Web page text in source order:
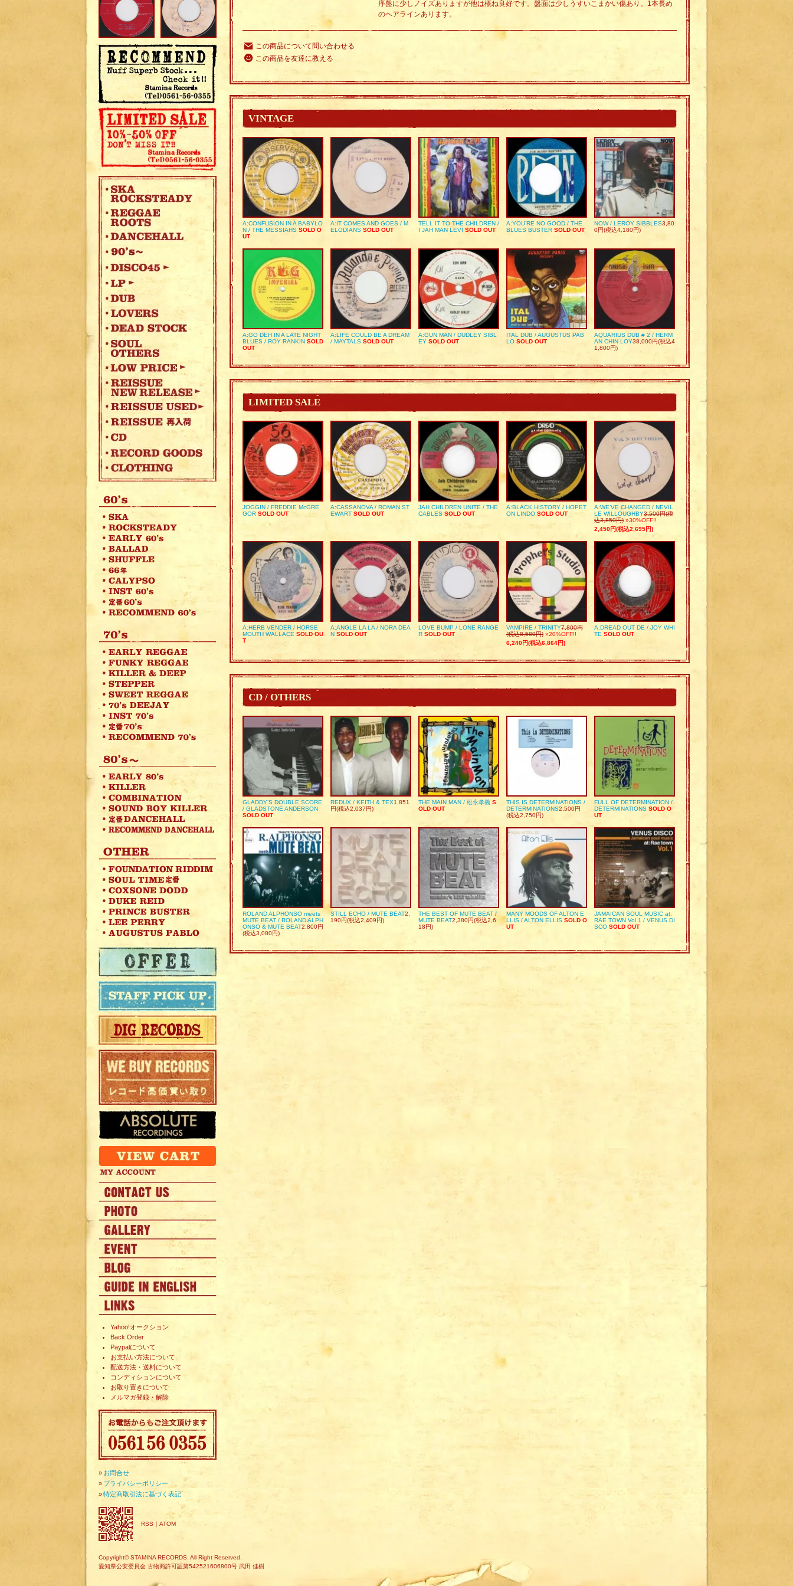
Yahoo!オークション
Back Order
Paypalについて
お支払い方法について
配送方法・送料について
コンディションについて
お取り置きについて
メルマガ登録・解除
» お問合せ
» プライバシーポリシー
»特定商取引法に基づく表記
RSS ｜ ATOM
序盤に少しノイズありますが他は概ね良好です。盤面は少しうすいこまかい傷あり。1本長め
のヘアラインあります。
この商品について問い合わせる
この商品を友達に教える
VINTAGE
A:CONFUSION IN A BABYLO
N / THE MESSIAHS SOLD O
UT
A:IT COMES AND GOES / M
ELODIANS SOLD OUT
TELL IT TO THE CHILDREN /
I JAH MAN LEVI SOLD OUT
A:YOU’RE NO GOOD / THE
BLUES BUSTER SOLD OUT
NOW / LEROY SIBBLES3,80
0円(税込4,180円)
A:GO DEH IN A LATE NIGHT
BLUES / ROY RANKIN SOLD
OUT
A:LIFE COULD BE A DREAM
/ MAYTALS SOLD OUT
A:GUN MAN / DUDLEY SIBL
EY SOLD OUT
ITAL DUB / AUGUSTUS PAB
LO SOLD OUT
AQUARIUS DUB # 2 / HERM
AN CHIN LOY38,000円(税込4
1,800円)
LIMITED SALE
JOGGIN / FREDDIE McGRE
GOR SOLD OUT
A:CASSANOVA / ROMAN ST
EWART SOLD OUT
JAH CHILDREN UNITE / THE
CABLES SOLD OUT
A:BLACK HISTORY / HOPET
ON LINDO SOLD OUT
A:WE’VE CHANGED / NEVIL
LE WILLOUGHBY3,500円(税
込3,850円) »30%OFF!!
2,450円(税込2,695円)
A:HERB VENDER / HORSE
MOUTH WALLACE SOLD OU
T
A:ANGLE LA LA / NORA DEA
N SOLD OUT
LOVE BUMP / LONE RANGE
R SOLD OUT
VAMPIRE / TRINITY7,800円
(税込8,580円) »20%OFF!!
6,240円(税込6,864円)
A:DREAD OUT DE / JOY WHI
TE SOLD OUT
CD / OTHERS
GLADDY’S DOUBLE SCORE
/ GLADSTONE ANDERSON
SOLD OUT
REDUX / KEITH & TEX1,851
円(税込2,037円)
THE MAIN MAN / 松永孝義 S
OLD OUT
THIS IS DETERMINATIONS /
DETERMINATIONS2,500円
(税込2,750円)
FULL OF DETERMINATION /
DETERMINATIONS SOLD O
UT
ROLAND ALPHONSO meets
MUTE BEAT / ROLAND ALPH
ONSO & MUTE BEAT2,800円
(税込3,080円)
STILL ECHO / MUTE BEAT2,
190円(税込2,409円)
THE BEST OF MUTE BEAT /
MUTE BEAT2,380円(税込2,6
18円)
MANY MOODS OF ALTON E
LLIS / ALTON ELLIS SOLD O
UT
JAMAICAN SOUL MUSIC at:
RAE TOWN Vol.1 / VENUS DI
SCO SOLD OUT
Copyright© STAMINA RECORDS. All Right Reserved.
愛知県公安委員会 古物商許可証第542521606800号 武田 佳樹